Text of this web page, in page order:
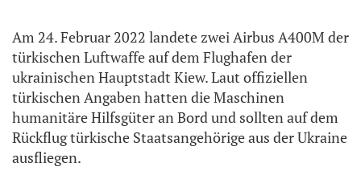
Am 24. Februar 2022 landete zwei Airbus A400M der
türkischen Luftwaffe auf dem Flughafen der
ukrainischen Hauptstadt Kiew. Laut offiziellen
türkischen Angaben hatten die Maschinen
humanitäre Hilfsgüter an Bord und sollten auf dem
Rückflug türkische Staatsangehörige aus der Ukraine
ausfliegen.